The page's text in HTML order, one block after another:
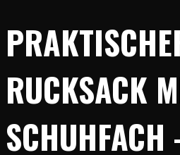
RUCKSACK
SCHUHFACH